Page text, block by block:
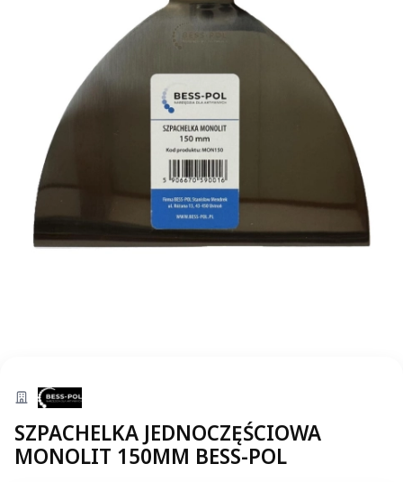
SZPACHELKA JEDNOCZĘŚCIOWA
MONOLIT 150MM BESS-POL